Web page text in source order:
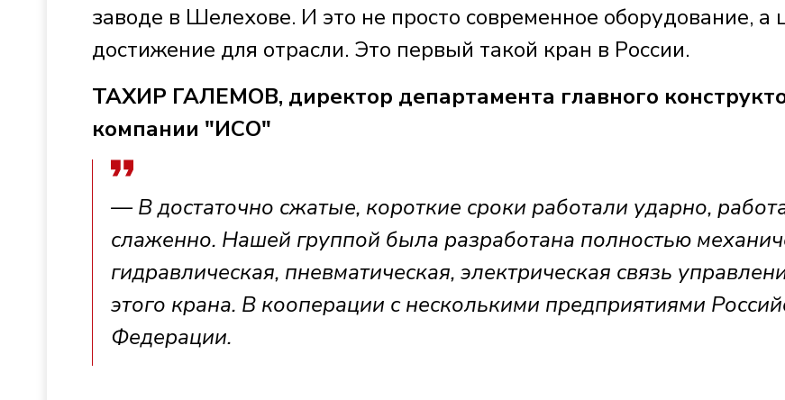
заводе в Шелехове. И это не просто современное оборудование, а
достижение для отрасли. Это первый такой кран в России.
ТАХИР ГАЛЕМОВ, директор департамента главного
компании "ИСО"
— В достаточно сжатые, короткие сроки работали ударно,
слаженно. Нашей группой была разработана полностью
гидравлическая, пневматическая, электрическая связь
этого крана. В кооперации с несколькими предприятиями
Федерации.